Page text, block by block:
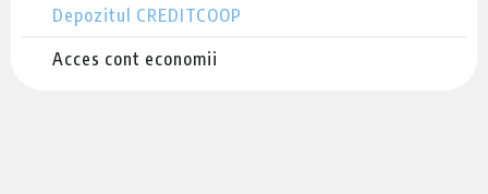
Depozitul CREDITCOOP
Acces cont economii